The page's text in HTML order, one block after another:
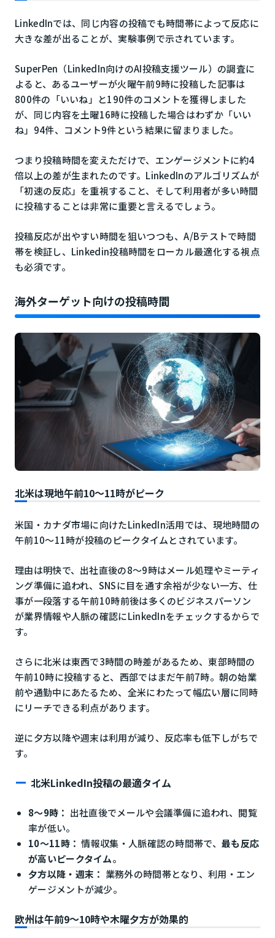
LinkedInでは、同じ内容の投稿でも時間帯によって反応に
大きな差が出ることが、実験事例で示されています。
SuperPen（LinkedIn向けのAI投稿支援ツール）の調査に
よると、あるユーザーが火曜午前9時に投稿した記事は
800件の「いいね」と190件のコメントを獲得しました
が、同じ内容を土曜16時に投稿した場合はわずか「いい
ね」94件、コメント9件という結果に留まりました。
つまり投稿時間を変えただけで、エンゲージメントに約4
倍以上の差が生まれたのです。LinkedInのアルゴリズムが
「初速の反応」を重視すること、そして利用者が多い時間
に投稿することは非常に重要と言えるでしょう。
投稿反応が出やすい時間を狙いつつも、A/Bテストで時間
帯を検証し、Linkedin投稿時間をローカル最適化する視点
も必須です。
海外ターゲット向けの投稿時間
北米は現地午前10〜11時がピーク
米国・カナダ市場に向けたLinkedIn活用では、現地時間の
午前10〜11時が投稿のピークタイムとされています。
理由は明快で、出社直後の8〜9時はメール処理やミーティ
ング準備に追われ、SNSに目を通す余裕が少ない一方、仕
事が一段落する午前10時前後は多くのビジネスパーソン
が業界情報や人脈の確認にLinkedInをチェックするからで
す。
さらに北米は東西で3時間の時差があるため、東部時間の
午前10時に投稿すると、西部ではまだ午前7時。朝の始業
前や通勤中にあたるため、全米にわたって幅広い層に同時
にリーチできる利点があります。
逆に夕方以降や週末は利用が減り、反応率も低下しがちで
す。
北米LinkedIn投稿の最適タイム
8〜9時： 出社直後でメールや会議準備に追われ、閲覧
率が低い。
10〜11時： 情報収集・人脈確認の時間帯で、 最も反応
が高いピークタイム。
夕方以降・週末： 業務外の時間帯となり、利用・エン
ゲージメントが減少。
欧州は午前9〜10時や木曜夕方が効果的